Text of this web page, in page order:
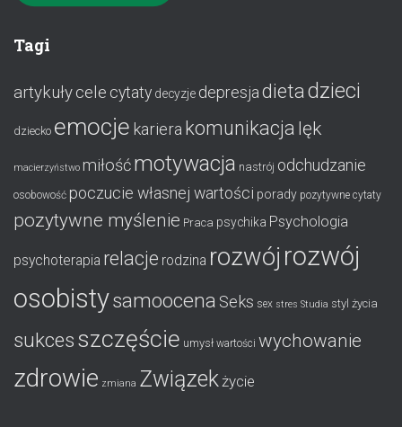
Tagi
artykułycele cytaty decyzje depresja dietadzieci
dziecko emocje kariera komunikacja lęk
macierzyństwo miłośćmotywacja nastrój odchudzanie
osobowość poczucie własnej wartości porady pozytywne cytaty
pozytywne myślenie Praca psychika Psychologia
psychoterapia relacje rodzina rozwój rozwój
osobistysamoocena Seks sex stres Studia styl życia
sukcesszczęście umysł wartości wychowanie
zdrowie zmiana Związekżycie